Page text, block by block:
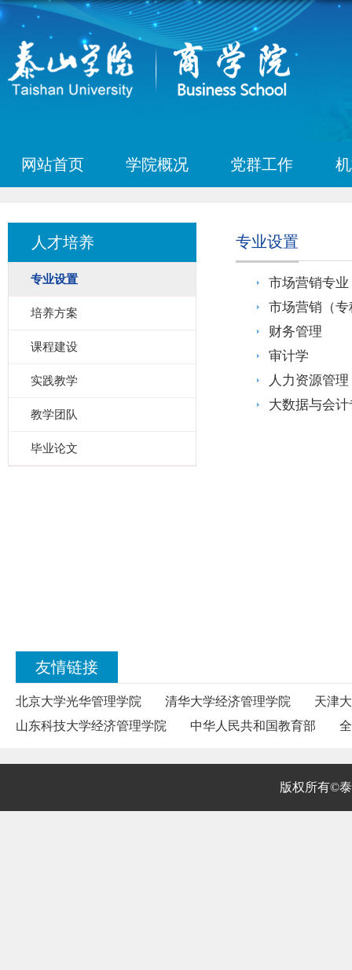
网站首页 学院概况 党群工作
人才培养
专业设置
培养方案
课程建设
实践教学
教学团队
毕业论文
专业设置
市场营销专业
市场营销（
财务管理
审计学
人力资源管理
大数据与会
友情链接
北京大学光华管理学院 清华大学经济管理学院
天津
山东科技大学经济管理学院
中华人民共和国教育部
版权所有©